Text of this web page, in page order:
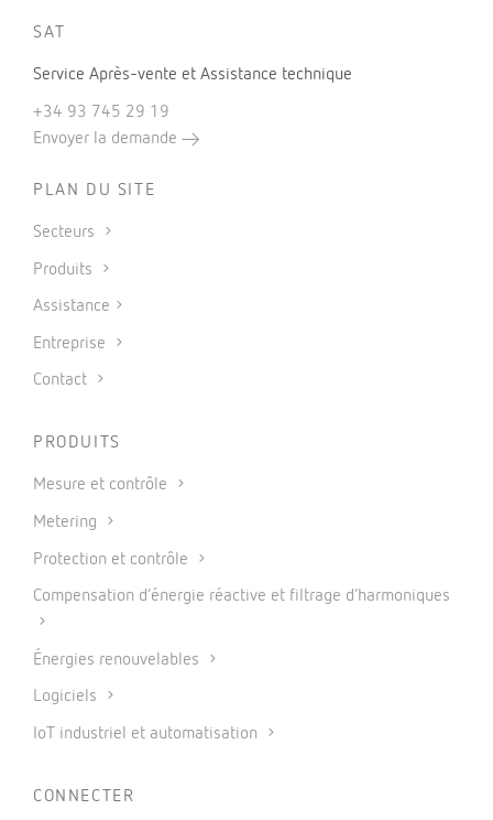
SAT
Service Après-vente et Assistance technique
+34 93 745 29 19
Envoyer la demande
PLAN DU SITE
Secteurs
Produits
Assistance
Entreprise
Contact
PRODUITS
Mesure et contrôle
Metering
Protection et contrôle
Compensation d’énergie réactive et filtrage d’harmoniques
Énergies renouvelables
Logiciels
IoT industriel et automatisation
CONNECTER